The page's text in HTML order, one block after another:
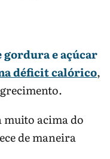
gordura e açúcar
déficit calórico,
muito acima do
de maneira